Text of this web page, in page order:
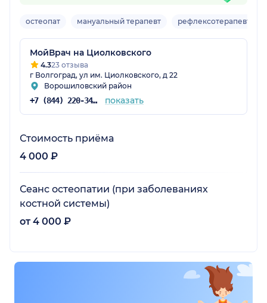
обл.)
остеопат мануальный терапевт рефлексотерапевт
МойВрач на Циолковского
4.323 отзыва
г Волгоград, ул им. Циолковского, д 22
Ворошиловский район
+7 (844) 220-34-00 показать
Стоимость приёма
4 000 ₽
Сеанс остеопатии (при заболеваниях
костной системы)
от 4 000 ₽